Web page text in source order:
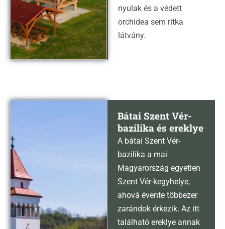
nyulak és a védett
orchidea sem ritka
látvány.
Bátai Szent Vér-
bazilika és ereklye
A bátai Szent Vér-
bazilika a mai
Magyarország egyetlen
Szent Vér-kegyhelye,
ahová évente többezer
zarándok érkezik. Az itt
található ereklye annak